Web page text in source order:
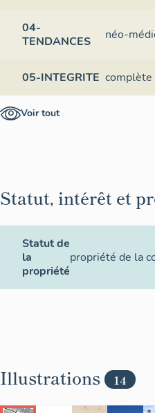
04-
TENDANCES
néo-
05-INTEGRITE complète
Voir tout
Statut, intérêt et
Statut de
la
propriété
propriété de la
Illustrations 14